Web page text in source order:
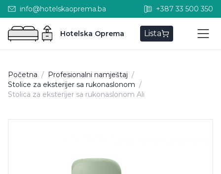
info@hotelskaoprema.ba +387 33 500 350
Hotelska Oprema Lista
Početna / Profesionalni namještaj /
Stolice za eksterijer sa rukonaslonom /
Stolica za eksterijer sa rukonaslonom Ali